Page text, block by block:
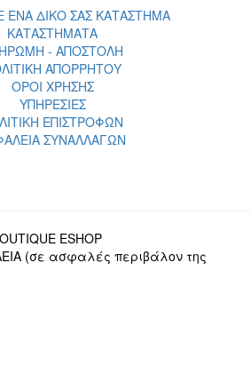
ΕΝΑ ΔΙΚΟ ΣΑΣ ΚΑΤΑΣΤΗΜΑ
ΚΑΤΑΣΤΗΜΑΤΑ
- ΑΠΟΣΤΟΛΗ
ΑΠΟΡΡΗΤΟΥ
ΟΡΟΙ ΧΡΗΣΗΣ
ΥΠΗΡΕΣΙΕΣ
ΕΠΙΣΤΡΟΦΩΝ
ΣΥΝΑΛΛΑΓΩΝ
ESHOP
(σε ασφαλές περιβάλον της